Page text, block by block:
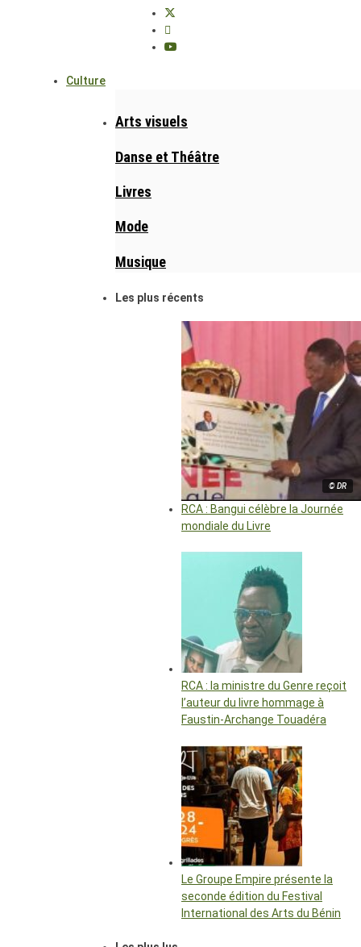
Culture
Arts visuels
Danse et Théâtre
Livres
Mode
Musique
Les plus récents
© DR
RCA : Bangui célèbre la Journée
mondiale du Livre
RCA : la ministre du Genre reçoit
l’auteur du livre hommage à
Faustin-Archange Touadéra
Le Groupe Empire présente la
seconde édition du Festival
International des Arts du Bénin